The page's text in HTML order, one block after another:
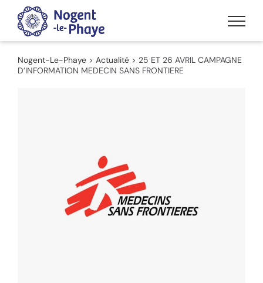
Passer
contenu
Nogent-Le-Phaye > Actualité > 25 ET 26 AVRIL CAMPAGNE
D’INFORMATION MEDECIN SANS FRONTIERE